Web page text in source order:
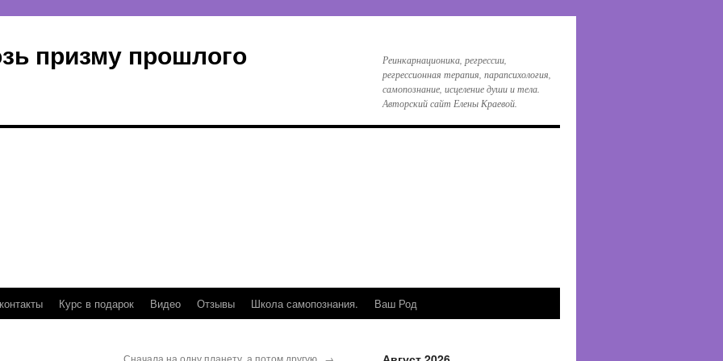
призму прошлого
Реинкарнационика, регрессии,
регрессионная терапия, парапсихология,
самопознание, исцеление души и тела.
Авторский сайт Елены Краевой.
Курс в подарок Видео Отзывы Школа самопознания. Ваш Род
Сначала на одну планету, а потом другую.. →